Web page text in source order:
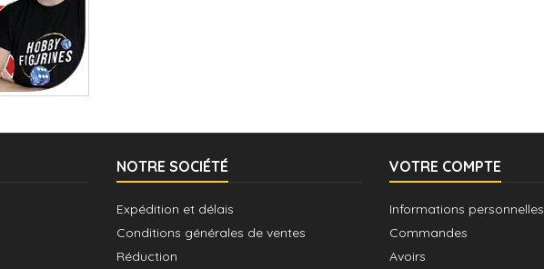
NOTRE SOCIÉTÉ
Expédition et délais
Conditions générales de ventes
Réduction
VOTRE COMPTE
Informations personnelles
Commandes
Avoirs